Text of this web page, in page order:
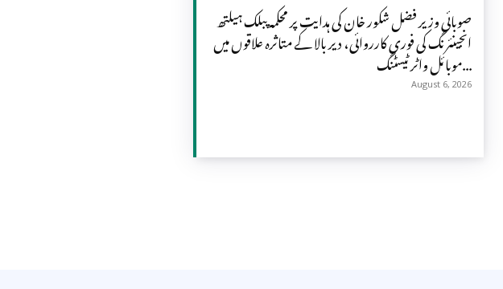
صوبائی وزیر فضل شکور خان کی ہدایت پر محکمہ پبلک ہیلتھ
انجینئرنگ کی فوری کارروائی، دیر بالا کے متاثرہ علاقوں میں
موبائل واٹر ٹیسٹنگ...
August 6, 2026